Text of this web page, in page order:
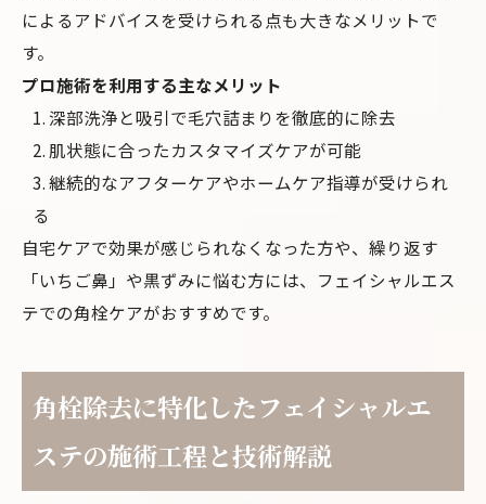
によるアドバイスを受けられる点も大きなメリットで
す。
プロ施術を利用する主なメリット
深部洗浄と吸引で毛穴詰まりを徹底的に除去
肌状態に合ったカスタマイズケアが可能
継続的なアフターケアやホームケア指導が受けられ
る
自宅ケアで効果が感じられなくなった方や、繰り返す
「いちご鼻」や黒ずみに悩む方には、フェイシャルエス
テでの角栓ケアがおすすめです。
角栓除去に特化したフェイシャルエ
ステの施術工程と技術解説